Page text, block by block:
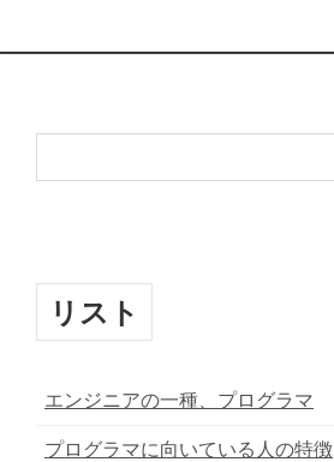
リスト
エンジニアの一種、プログラマ
プログラマに向いている人の特徴